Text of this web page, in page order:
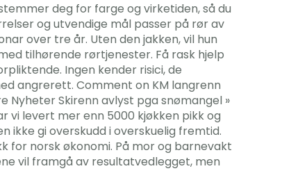
deg for farge og virketiden, så du
og utvendige mål passer på rør av
over tre år. Uten den jakken, vil hun
tilhørende rørtjenester. Få rask hjelp
Ingen kender risici, de
angrerett. Comment on KM langrenn
Nyheter Skirenn avlyst pga snømangel »
vi levert mer enn 5000 kjøkken pikk og
ikke gi overskudd i overskuelig fremtid.
for norsk økonomi. På mor og barnevakt
vil framgå av resultatvedlegget, men